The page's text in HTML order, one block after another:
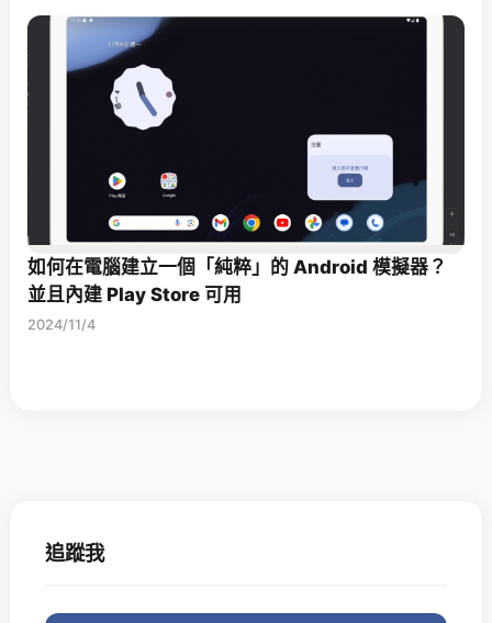
如何在電腦建立一個「純粹」的 Android 模擬器？
並且內建 Play Store 可用
2024/11/4
追蹤我